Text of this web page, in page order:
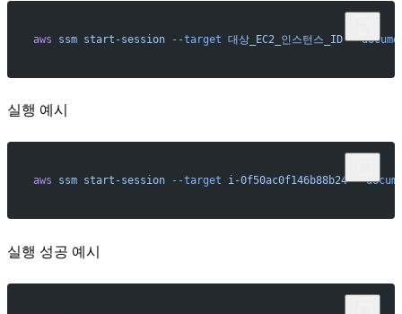
aws ssm start-session --target 대상_EC2_인스턴스_ID --
실행 예시
aws ssm start-session --target i-0f50ac0f146b88b24 --
실행 성공 예시